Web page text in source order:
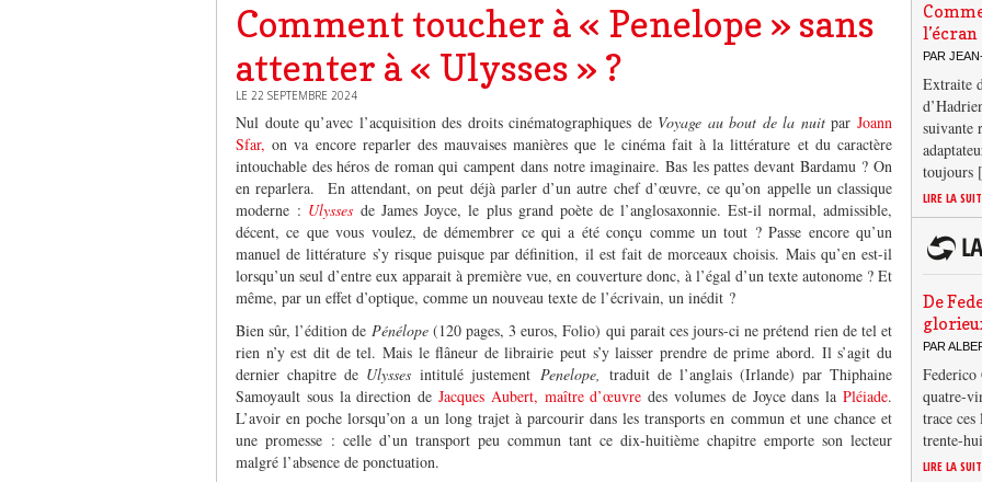
Comment toucher à « Penelope » sans
attenter à « Ulysses » ?
LE 22 SEPTEMBRE 2024
Nul doute qu’avec l’acquisition des droits cinématographiques de Voyage au bout de la nuitparJoann
Sfar, on va encore reparler des mauvaises manières que le cinéma fait à la littérature et du caractère
intouchable des héros de roman qui campent dans notre imaginaire. Bas les pattes devant Bardamu ? On
en reparlera. En attendant, on peut déjà parler d’un autre chef d’œuvre, ce qu’on appelle un classique
moderne : Ulyssesde James Joyce, le plus grand poète de l’anglosaxonnie. Est-il normal, admissible,
décent, ce que vous voulez, de démembrer ce qui a été conçu comme un tout ? Passe encore qu’un
manuel de littérature s’y risque puisque par définition, il est fait de morceaux choisis. Mais qu’en est-il
lorsqu’un seul d’entre eux apparait à première vue, en couverture donc, à l’égal d’un texte autonome ? Et
même, par un effet d’optique, comme un nouveau texte de l’écrivain, un inédit ?
Bien sûr, l’édition de Pénélope (120 pages, 3 euros, Folio) qui parait ces jours-ci ne prétend rien de tel et
rien n’y est dit de tel. Mais le flâneur de librairie peut s’y laisser prendre de prime abord. Il s’agit du
dernier chapitre de Ulyssesintitulé justement Penelope, traduit de l’anglais (Irlande) par Thiphaine
Samoyault sous la direction de Jacques Aubert, maître d’œuvre des volumes de Joyce dans laPléiade.
L’avoir en poche lorsqu’on a un long trajet à parcourir dans les transports en commun et une chance et
une promesse : celle d’un transport peu commun tant ce dix-huitième chapitre emporte son lecteur
malgré l’absence de ponctuation.
l’écran
PAR
Extraite
suivante
LIRE LA
De
PAR
quatre-
trace
trente-
LIRE LA